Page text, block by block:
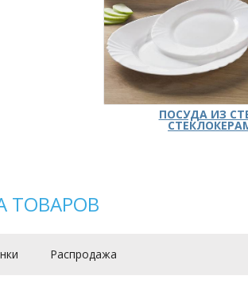
ПОСУДА ИЗ
ТОВАРОВ
Распродажа